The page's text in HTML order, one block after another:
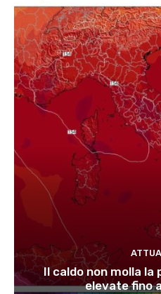
Il caldo non molla
elevate fino